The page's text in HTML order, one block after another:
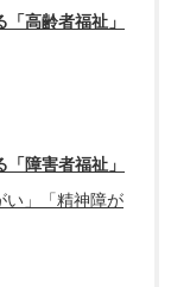
高齢者福祉」
障害者福祉」
い」「精神障が